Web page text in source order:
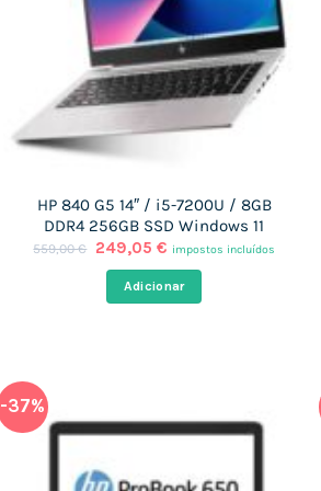
HP 840 G5 14″ / i5-7200U / 8GB
DDR4 256GB SSD Windows 11
559,00€
O
original
era:
249,05€ O
atual
é:
impostos incluídos
Adicionar
-37%